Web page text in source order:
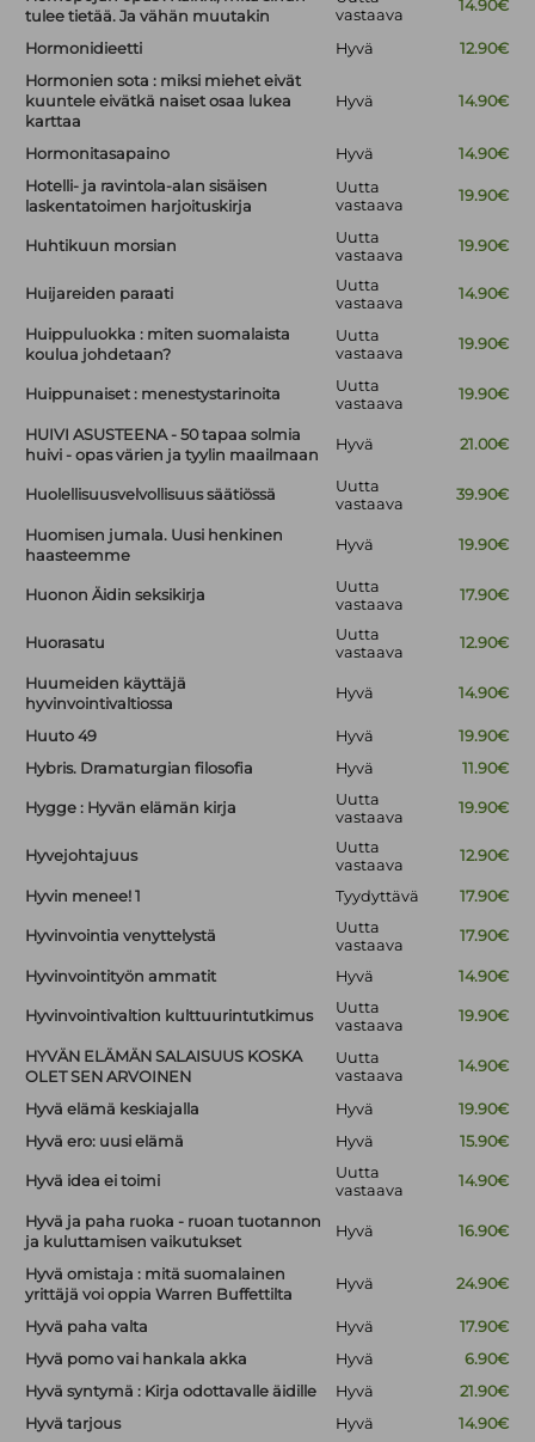
tulee tietää. Ja vähän muutakin
vastaava
14.90€
Hormonidieetti Hyvä
12.90€
Hormonien sota : miksi miehet eivät
kuuntele eivätkä naiset osaa lukea
karttaa
Hyvä 14.90€
Hormonitasapaino Hyvä
14.90€
Hotelli- ja ravintola-alan sisäisen
laskentatoimen harjoituskirja
Uutta
vastaava
19.90€
Huhtikuun morsian
Uutta
vastaava
19.90€
Huijareiden paraati
Uutta
vastaava
14.90€
Huippuluokka : miten suomalaista
koulua johdetaan?
Uutta
vastaava
19.90€
Huippunaiset : menestystarinoita
Uutta
vastaava
19.90€
HUIVI ASUSTEENA - 50 tapaa solmia
huivi - opas värien ja tyylin maailmaan
Hyvä 21.00€
Huolellisuusvelvollisuus säätiössä
Uutta
vastaava
39.90€
Huomisen jumala. Uusi henkinen
haasteemme
Hyvä 19.90€
Huonon Äidin seksikirja
Uutta
vastaava
17.90€
Huorasatu
Uutta
vastaava
12.90€
Huumeiden käyttäjä
hyvinvointivaltiossa
Hyvä 14.90€
Huuto 49 Hyvä
19.90€
Hybris. Dramaturgian filosofia
Hyvä 11.90€
Hygge : Hyvän elämän kirja
Uutta
vastaava
19.90€
Hyvejohtajuus
Uutta
vastaava
12.90€
Hyvin menee! 1 Tyydyttävä 17.90€
Hyvinvointia venyttelystä
Uutta
vastaava
17.90€
Hyvinvointityön ammatit Hyvä 14.90€
Hyvinvointivaltion kulttuurintutkimus
Uutta
vastaava
19.90€
HYVÄN ELÄMÄN SALAISUUS KOSKA
OLET SEN ARVOINEN
Uutta
vastaava
14.90€
Hyvä elämä keskiajalla Hyvä
19.90€
Hyvä ero: uusi elämä
Hyvä 15.90€
Hyvä idea ei toimi
Uutta
vastaava
14.90€
Hyvä ja paha ruoka - ruoan tuotannon
ja kuluttamisen vaikutukset
Hyvä 16.90€
Hyvä omistaja : mitä suomalainen
yrittäjä voi oppia Warren Buffettilta
Hyvä 24.90€
Hyvä paha valta Hyvä
17.90€
Hyvä pomo vai hankala akka
Hyvä
6.90€
Hyvä syntymä : Kirja odottavalle äidille
Hyvä
21.90€
Hyvä tarjous
Hyvä
14.90€